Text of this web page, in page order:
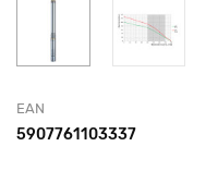
EAN
5907761103337